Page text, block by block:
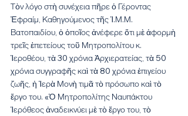
Τὸν λόγο στὴ συνέχεια πῆρε ὁ Γέροντας
Ἐφραίμ, Καθηγούμενος τῆς Ἱ.Μ.Μ.
Βατοπαιδίου, ὁ ὁποῖος ἀνέφερε ὅτι μὲ ἀφορμὴ
τρεῖς ἐπετείους τοῦ Μητροπολίτου κ.
Ἱεροθέου, τὰ 30 χρόνια Ἀρχιερατείας, τὰ 50
χρόνια συγγραφῆς καὶ τὰ 80 χρόνια ἐπιγείου
ζωῆς, ἡ Ἱερὰ Μονὴ τιμᾶ τὸ πρόσωπο καὶ τὸ
ἔργο του. «Ὁ Μητροπολίτης Ναυπάκτου
Ἱερόθεος ἀναδεικνύει μὲ τὸ ἔργο του, τὸ